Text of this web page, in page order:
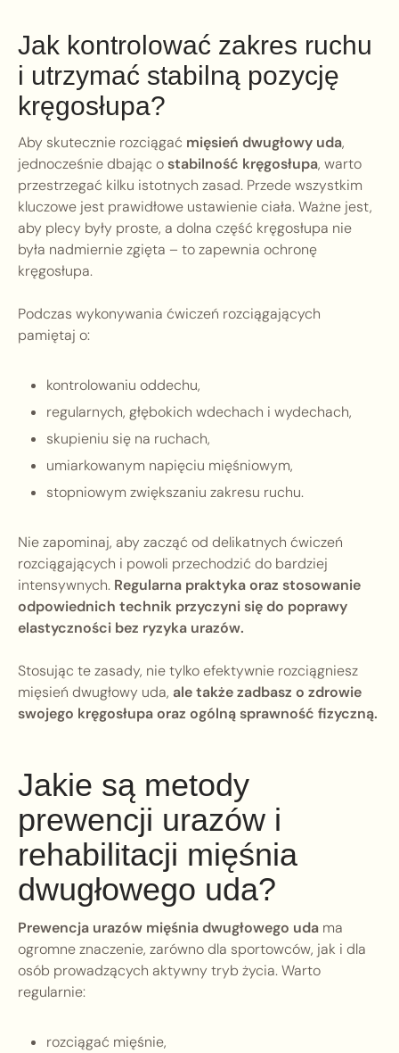
Jak kontrolować zakres ruchu
i utrzymać stabilną pozycję
kręgosłupa?
Aby skutecznie rozciągać mięsień dwugłowy uda,
jednocześnie dbając ostabilność kręgosłupa, warto
przestrzegać kilku istotnych zasad. Przede wszystkim
kluczowe jest prawidłowe ustawienie ciała. Ważne jest,
aby plecy były proste, a dolna część kręgosłupa nie
była nadmiernie zgięta – to zapewnia ochronę
kręgosłupa.
Podczas wykonywania ćwiczeń rozciągających
pamiętaj o:
kontrolowaniu oddechu,
regularnych, głębokich wdechach i wydechach,
skupieniu się na ruchach,
umiarkowanym napięciu mięśniowym,
stopniowym zwiększaniu zakresu ruchu.
Nie zapominaj, aby zacząć od delikatnych ćwiczeń
rozciągających i powoli przechodzić do bardziej
intensywnych. Regularna praktyka oraz stosowanie
odpowiednich technik przyczyni się do poprawy
elastyczności bez ryzyka urazów.
Stosując te zasady, nie tylko efektywnie rozciągniesz
mięsień dwugłowy uda, ale także zadbasz o zdrowie
swojego kręgosłupa oraz ogólną sprawność fizyczną.
Jakie są metody
prewencji urazów i
rehabilitacji mięśnia
dwugłowego uda?
Prewencja urazów mięśnia dwugłowego uda ma
ogromne znaczenie, zarówno dla sportowców, jak i dla
osób prowadzących aktywny tryb życia. Warto
regularnie:
rozciągać mięśnie,